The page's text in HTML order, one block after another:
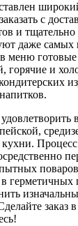
с
и
даже самых
меню готовые
горячие и
кухни.
в